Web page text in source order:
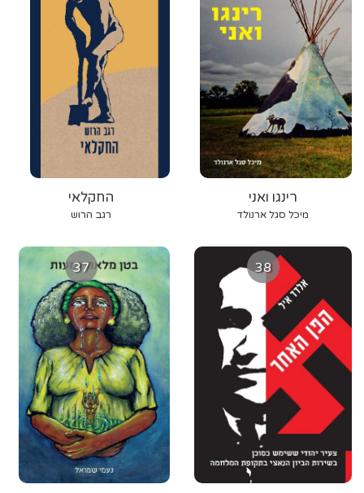
החקלאי
רגב הרוש
רינגו ואני
מיכל סגל ארנולד
37 38